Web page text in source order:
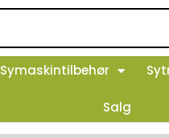
Symaskintilbehør
Salg